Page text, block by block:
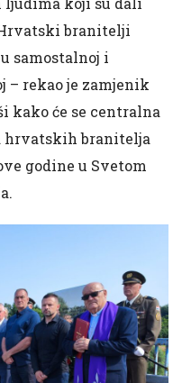
branitelji
samostalnoj i
– rekao je zamjenik
kako će se centralna
hrvatskih branitelja
godine u Svetom